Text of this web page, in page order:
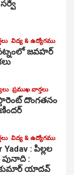
విద్య & ఉద్యోగము
జవహర్
ప్రముఖ వార్తలు
దొంగతనం
విద్య & ఉద్యోగము
: పిల్లల
పునాది :
కుమార్ యాదవ్